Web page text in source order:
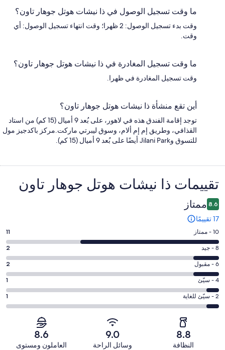
ما وقت تسجيل الوصول في ذا نيشات هوتل جوهار تاون؟
وقت بدء تسجيل الوصول: 2 ظهرا؛ وقت انتهاء تسجيل الوصول: أي
وقت.
ما وقت تسجيل المغادرة في ذا نيشات هوتل جوهار تاون؟
وقت تسجيل المغادرة في ظهرا.
أين تقع منشأة ذا نيشات هوتل جوهار تاون؟
توجد إقامة الفندق هذه في لاهور، على بُعد 9 أميال (15 كم) من استاد
القذافي، وطريق إم إم ألام، وسوق ليبرتي ماركت.مركز باكدجيز مول
للتسوق وJilani Park أيضًا على بُعد 9 أميال (15 كم).
التقييمات
تقييمات ⁦ذا نيشات هوتل جوهار تاون⁩
8.6 ممتاز
17 تقييمًا
درجة
التصنيف
10
-
ممتاز.
11
من
أصل
10 - ممتاز 11
درجة
التصنيف
8
-
جيد.
2
8 - جيد 2
درجة
التصنيف
6
-
مقبول.
6 - مقبول 2
درجة
التصنيف
4
4 - سيّئ 1
درجة
التصنيف
2 - سيّئ للغاية 1
8.8
النظافة
9.0
وسائل الراحة
8.6
العاملون ومستوى